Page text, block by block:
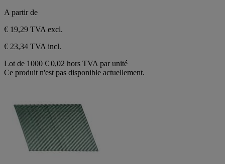
étoiles.
A partir de
€ 19,29 TVA excl.
€ 23,34 TVA incl.
Lot de 1000 € 0,02 hors TVA par unité
Ce produit n'est pas disponible actuellement.